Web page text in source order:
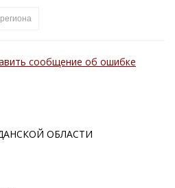
сообщение об ошибке
ОБЛАСТИ